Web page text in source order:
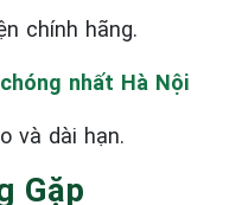
chính hãng.
nhất Hà Nội
và dài hạn.
Gặp